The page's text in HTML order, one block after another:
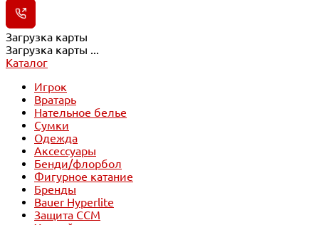
Загрузка карты
Загрузка карты ...
Каталог
Игрок
Вратарь
Нательное белье
Сумки
Одежда
Аксессуары
Бенди/флорбол
Фигурное катание
Бренды
Bauer Hyperlite
Защита CCM